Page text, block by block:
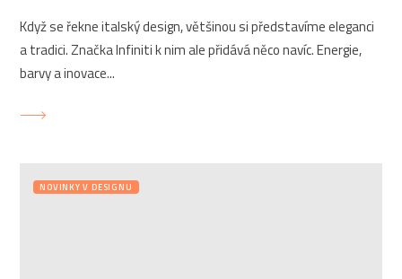
Když se řekne italský design, většinou si představíme eleganci
a tradici. Značka Infiniti k nim ale přidává něco navíc. Energie,
barvy a inovace...
NOVINKY V DESIGNU